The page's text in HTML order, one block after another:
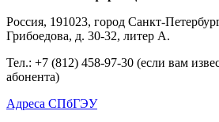
Россия, 191023, город Санкт-
Грибоедова, д. 30-32, литер А.
Тел.: +7 (812) 458-97-30 (если вам
абонента)
Адреса СПбГЭУ